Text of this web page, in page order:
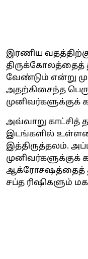
இரணிய
திருக்கோலத்தைத்
வேண்டும் என்று
அதற்கிசைந்த
முனிவர்களுக்குக்
அவ்வாறு காட்சித்
இடங்களில்
இத்திருத்தலம்.
முனிவர்களுக்குக்
ஆக்ரோசஷத்தைத்
சப்த ரிஷிகளும்